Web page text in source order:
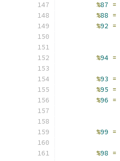
%87 =
%88 =
%92 =
%94 =
%93 =
%95 =
%96 =
%99 =
%98 =